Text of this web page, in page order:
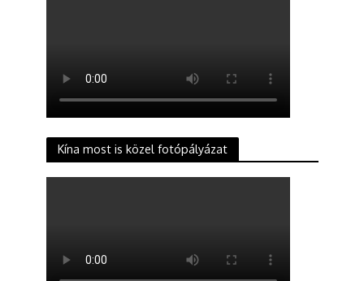
Kína most is közel fotópályázat